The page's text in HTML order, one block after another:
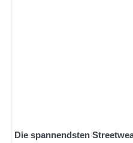
Die spannendsten